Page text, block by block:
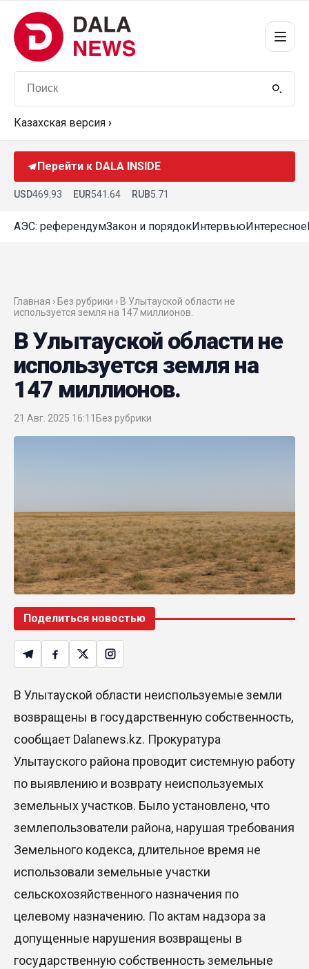
Казахская версия ›
Перейти к DALA INSIDE
USD469.93 EUR541.64 RUB5.71
АЭС: референдумЗакон и порядокИнтервьюИнтересное
Главная › Без рубрики › В Улытауской области не
используется земля на 147 миллионов.
В Улытауской области не
используется земля на
147 миллионов.
21 Авг. 2025 16:11 Без рубрики
Поделиться новостью
В Улытауской области неиспользуемые земли
возвращены в государственную собственность,
сообщает Dalanews.kz. Прокуратура
Улытауского района проводит системную работу
по выявлению и возврату неиспользуемых
земельных участков. Было установлено, что
землепользователи района, нарушая требования
Земельного кодекса, длительное время не
использовали земельные участки
сельскохозяйственного назначения по
целевому назначению. По актам надзора за
допущенные нарушения возвращены в
государственную собственность земельные